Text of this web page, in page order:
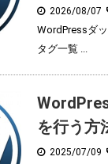
2026/08/07
WordPressダ
タグ一覧 ...
を行う方
2025/07/09